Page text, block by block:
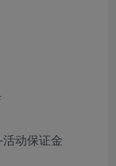
活动保证金